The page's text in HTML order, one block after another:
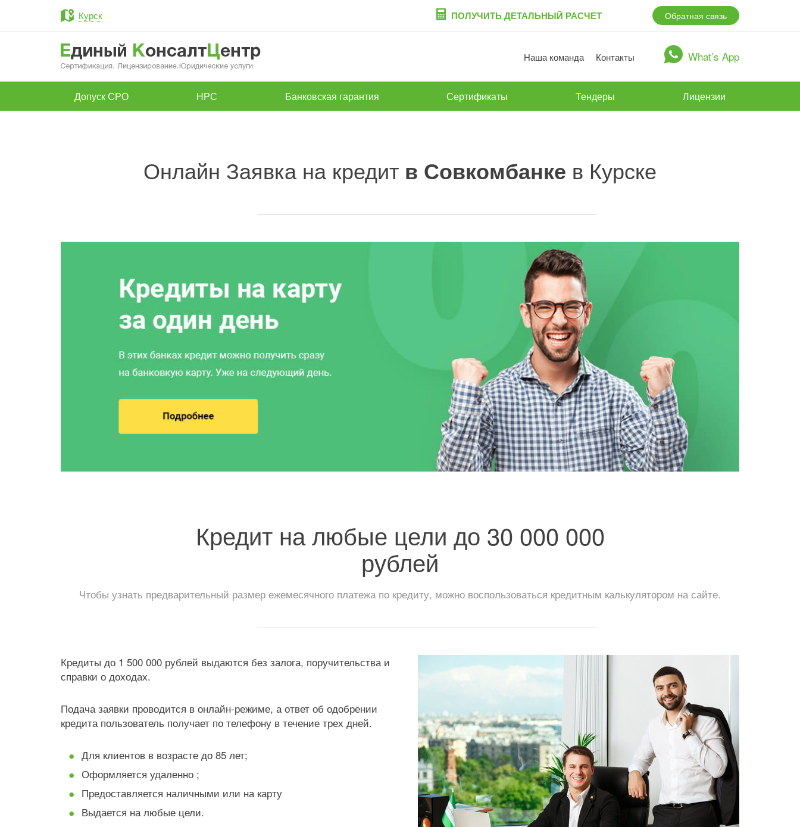
Курск ПОЛУЧИТЬ ДЕТАЛЬНЫЙ РАСЧЕТ Обратная связь
Наша команда Контакты What’s App
Допуск СРО НРС Банковская гарантия Сертификаты Тендеры Лицензии
Онлайн Заявка на кредит в Совкомбанке в Курске
Кредит на любые цели до 30 000 000
рублей
Чтобы узнать предварительный размер ежемесячного платежа по кредиту, можно воспользоваться кредитным калькулятором на сайте.
Кредиты до 1 500 000 рублей выдаются без залога, поручительства и
справки о доходах.
Подача заявки проводится в онлайн-режиме, а ответ об одобрении
кредита пользователь получает по телефону в течение трех дней.
Для клиентов в возрасте до 85 лет;
Оформляется удаленно ;
Предоставляется наличными или на карту
Выдается на любые цели.